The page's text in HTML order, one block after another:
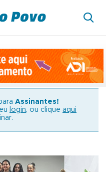
Assinantes!
login, ou clique aqui